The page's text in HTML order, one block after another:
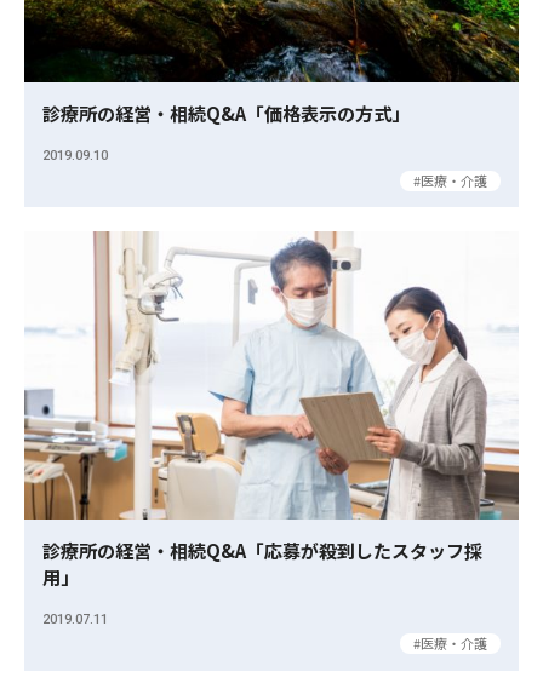
診療所の経営・相続Q&A「価格表示の方式」
2019.09.10
医療・介護
診療所の経営・相続Q&A「応募が殺到したスタッフ採
用」
2019.07.11
医療・介護